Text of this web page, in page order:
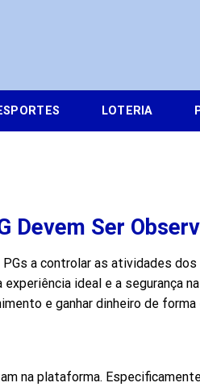
LOTERIA
Devem Ser
a controlar as atividades
ideal e a segurança
e ganhar dinheiro de forma
na plataforma.